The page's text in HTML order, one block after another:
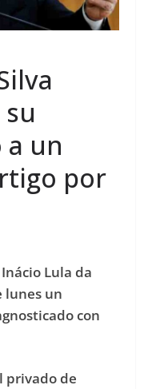
a un
por
Lula da
lunes un
con
privado de